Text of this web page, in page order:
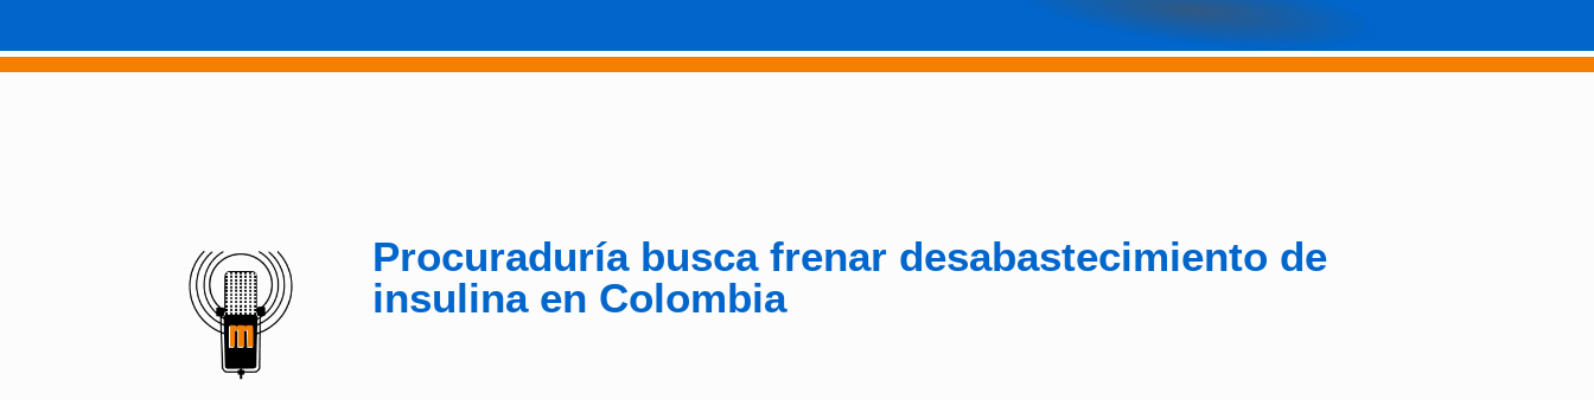
Procuraduría busca frenar desabastecimiento de
insulina en Colombia